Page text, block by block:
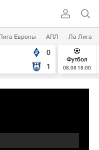
Европы АПЛ Ла Лига
0
1
Футбол
08.08 18:00